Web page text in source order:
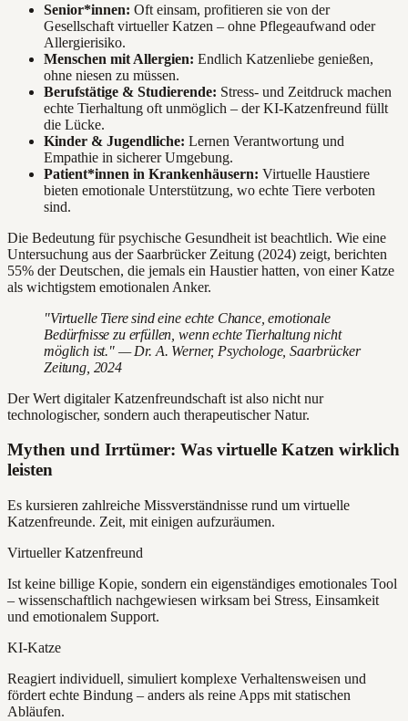
Senior*innen: Oft einsam, profitieren sie von der
Gesellschaft virtueller Katzen – ohne Pflegeaufwand oder
Allergierisiko.
Menschen mit Allergien: Endlich Katzenliebe genießen,
ohne niesen zu müssen.
Berufstätige & Studierende: Stress- und Zeitdruck machen
echte Tierhaltung oft unmöglich – der KI-Katzenfreund füllt
die Lücke.
Kinder & Jugendliche: Lernen Verantwortung und
Empathie in sicherer Umgebung.
Patient*innen in Krankenhäusern: Virtuelle Haustiere
bieten emotionale Unterstützung, wo echte Tiere verboten
sind.
Die Bedeutung für psychische Gesundheit ist beachtlich. Wie eine
Untersuchung aus der Saarbrücker Zeitung (2024) zeigt, berichten
55% der Deutschen, die jemals ein Haustier hatten, von einer Katze
als wichtigstem emotionalen Anker.
"Virtuelle Tiere sind eine echte Chance, emotionale
Bedürfnisse zu erfüllen, wenn echte Tierhaltung nicht
möglich ist." — Dr. A. Werner, Psychologe, Saarbrücker
Zeitung, 2024
Der Wert digitaler Katzenfreundschaft ist also nicht nur
technologischer, sondern auch therapeutischer Natur.
Mythen und Irrtümer: Was virtuelle Katzen wirklich
leisten
Es kursieren zahlreiche Missverständnisse rund um virtuelle
Katzenfreunde. Zeit, mit einigen aufzuräumen.
Virtueller Katzenfreund
Ist keine billige Kopie, sondern ein eigenständiges emotionales Tool
– wissenschaftlich nachgewiesen wirksam bei Stress, Einsamkeit
und emotionalem Support.
KI-Katze
Reagiert individuell, simuliert komplexe Verhaltensweisen und
fördert echte Bindung – anders als reine Apps mit statischen
Abläufen.